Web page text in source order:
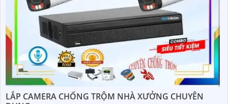
LẮP CAMERA CHỐNG TRỘM NHÀ XƯỞNG CHUYÊN